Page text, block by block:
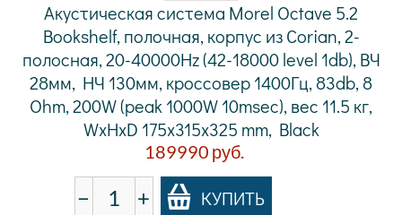
Акустическая система Morel Octave 5.2
Bookshelf, полочная, корпус из Corian, 2-
полосная, 20-40000Hz (42-18000 level 1db), ВЧ
28мм, НЧ 130мм, кроссовер 1400Гц, 83db, 8
Ohm, 200W (peak 1000W 10msec), вес 11.5 кг,
WxHxD 175x315x325 mm, Black
189990 руб.
− + КУПИТЬ